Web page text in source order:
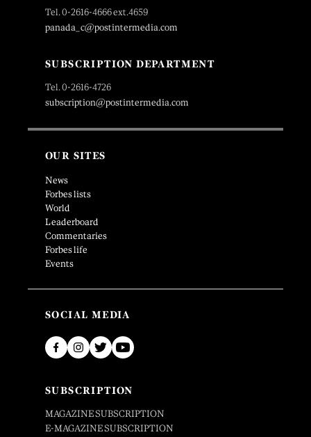
Tel. 0-2616-4666 ext.4659
panada_c@postintermedia.com
SUBSCRIPTION DEPARTMENT
Tel. 0-2616-4726
subscription@postintermedia.com
OUR SITES
News
Forbes lists
World
Leaderboard
Commentaries
Forbes life
Events
SOCIAL MEDIA
SUBSCRIPTION
MAGAZINE SUBSCRIPTION
E-MAGAZINE SUBSCRIPTION